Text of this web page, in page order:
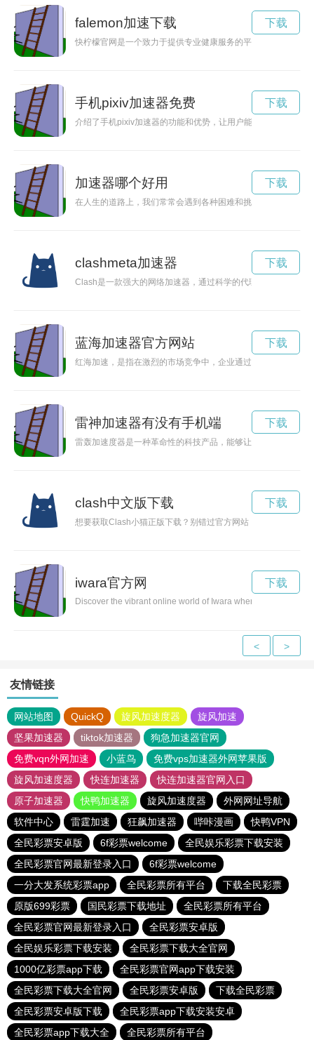
falemon加速下载
快柠檬官网是一个致力于提供专业健康服务的平台，涵盖健身
下载
手机pixiv加速器免费
介绍了手机pixiv加速器的功能和优势，让用户能够轻松畅享网络
下载
加速器哪个好用
在人生的道路上，我们常常会遇到各种困难和挑战，但只要抓
下载
clashmeta加速器
Clash是一款强大的网络加速器，通过科学的代理技术帮助用
下载
蓝海加速器官方网站
红海加速，是指在激烈的市场竞争中，企业通过加速发展，抢
下载
雷神加速器有没有手机端
雷轰加速度器是一种革命性的科技产品，能够让物体在极短的
下载
clash中文版下载
想要获取Clash小猫正版下载？别错过官方网站，保证安全可靠
下载
iwara官方网
Discover the vibrant online world of Iwara where users can
下载
< >
友情链接
网站地图 QuickQ 旋风加速度器
旋风加速
坚果加速器
tiktok加速器
狗急加速器官网
免费vqn外网加速
小蓝鸟
免费vps加速器外网苹果版
旋风加速度器
快连加速器
快连加速器官网入口
原子加速器
快鸭加速器 旋风加速度器
外网网址导航
软件中心
雷霆加速 狂飙加速器 哔咔漫画
快鸭VPN
全民彩票安卓版
6f彩票welcome
全民娱乐彩票下载安装
全民彩票官网最新登录入口
6f彩票welcome
一分大发系统彩票app
全民彩票所有平台
下载全民彩票
原版699彩票
国民彩票下载地址
全民彩票所有平台
全民彩票官网最新登录入口
全民彩票安卓版
全民娱乐彩票下载安装
全民彩票下载大全官网
1000亿彩票app下载
全民彩票官网app下载安装
全民彩票下载大全官网
全民彩票安卓版
下载全民彩票
全民彩票安卓版下载
全民彩票app下载安装安卓
全民彩票app下载大全
全民彩票所有平台